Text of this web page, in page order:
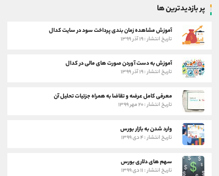
پر بازدیدترین ها
آموزش مشاهده زمان بندی پرداخت سود در سایت کدال
تاریخ انتشار : ۱۹ آذر ۱۳۹۹
آموزش به دست آوردن صورت های مالی در کدال
تاریخ انتشار : ۱۹ آذر ۱۳۹۹
معرفی کامل عرضه و تقاضا به همراه جزئیات تحلیل آن
تاریخ انتشار : ۲۰ مهر ۱۳۹۹
وارد شدن به بازار بورس
تاریخ انتشار : ۴ دی ۱۳۹۹
سهم های دلاری بورس
تاریخ انتشار : ۱۱ دی ۱۳۹۹